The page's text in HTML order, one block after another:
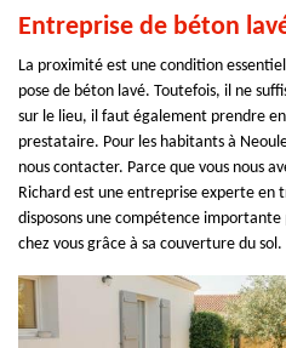
Entreprise de béton
La proximité est une condition
pose de béton lavé. Toutefois, il ne
sur le lieu, il faut également prendre
prestataire. Pour les habitants à
nous contacter. Parce que vous nous
Richard est une entreprise experte en
disposons une compétence
chez vous grâce à sa couverture du sol.